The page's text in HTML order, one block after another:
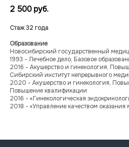
2 500руб.
Стаж 32 года
Образование
Новосибирский государственный
1993 - Лечебное дело, Базовое
2016 - Акушерство и гинекология,
Сибирский институт непрерывного
2020 - Акушерство и гинекология,
Повышение квалификации
2016 - «Гинекологическая
2018 - «Управление качеством
Многопрофильный медицинский центр
ООО «МЕДЭКСПЕРТ»
ИНН 9103083936/
КПП 910201001